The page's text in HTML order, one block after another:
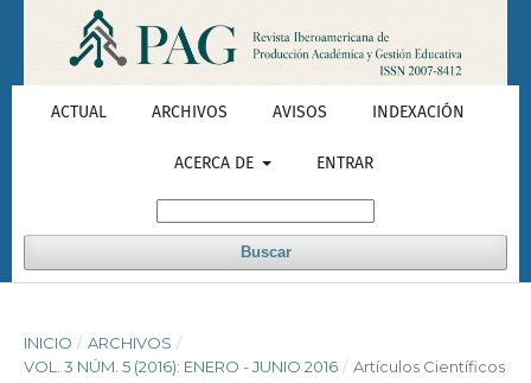
ACTUAL ARCHIVOS AVISOS INDEXACIÓN
ACERCA DE ENTRAR
Buscar
INICIO / ARCHIVOS /
VOL. 3 NÚM. 5 (2016): ENERO - JUNIO 2016 / Artículos Científicos